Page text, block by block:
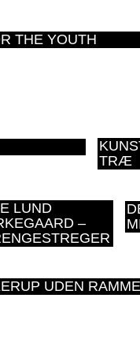
THE YOUTH
TRÆ
LUND
–
UDEN